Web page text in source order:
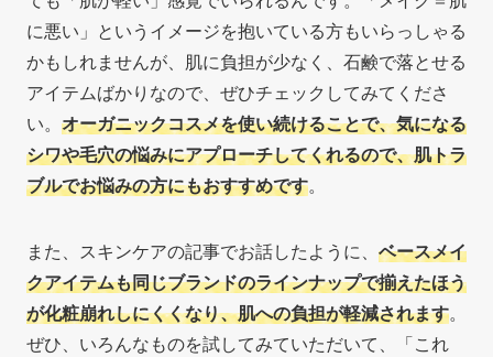
に悪い」というイメージを抱いている方もいらっしゃる
かもしれませんが、肌に負担が少なく 、石鹸で落とせる
アイテムばかりなので、ぜひチェックしてみてくださ
い。 オーガニックコスメを使い続けることで、気になる
シワや毛穴の悩みにアプローチしてくれるので、肌トラ
ブルでお悩みの方にもおすすめです。
また、スキンケアの記事でお話したように、 ベースメイ
クアイテムも同じブランドのラインナップで揃えたほう
が化粧崩れしにくくなり、肌への負担が軽減されます。
ぜひ、いろんなものを試してみていただいて、「これ